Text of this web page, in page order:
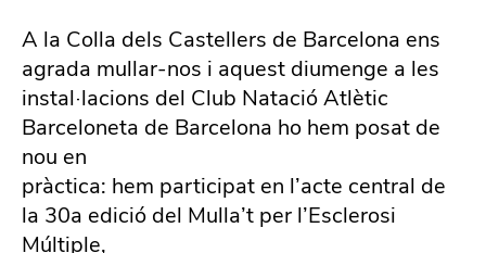
A la Colla dels Castellers de Barcelona ens
agrada mullar-nos i aquest diumenge a les
instal·lacions del Club Natació Atlètic
Barceloneta de Barcelona ho hem posat de
nou en
pràctica: hem participat en l’acte central de
la 30a edició del Mulla’t per l’Esclerosi
Múltiple,